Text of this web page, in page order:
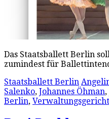
Das Staatsballett Berlin
zumindest für
Staatsballett Berlin
Salenko, Johannes Öhman,
Berlin,